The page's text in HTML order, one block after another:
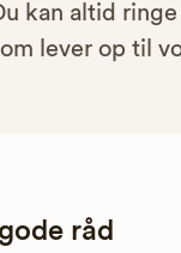
kan altid
lever op til
råd